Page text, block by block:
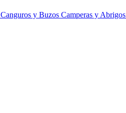
Canguros y Buzos Camperas y Abrigos